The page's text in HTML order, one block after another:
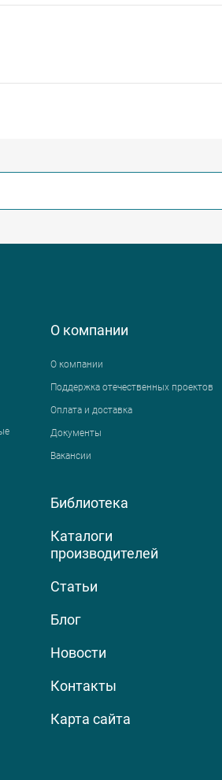
О компании
О компании
Поддержка отечественных проектов
Оплата и доставка
Документы
Вакансии
Библиотека
Каталоги
производителей
Статьи
Блог
Новости
Контакты
Карта сайта